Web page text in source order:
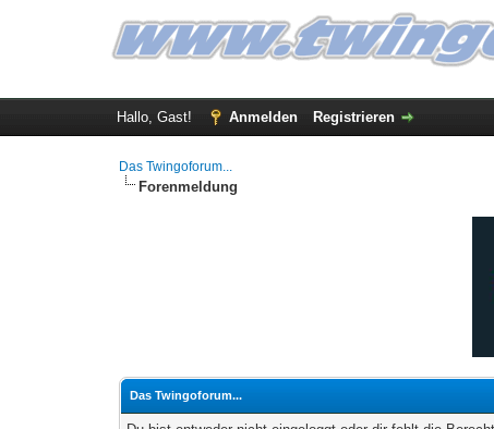
Hallo, Gast! Anmelden Registrieren
Das Twingoforum...
Forenmeldung
Das Twingoforum...